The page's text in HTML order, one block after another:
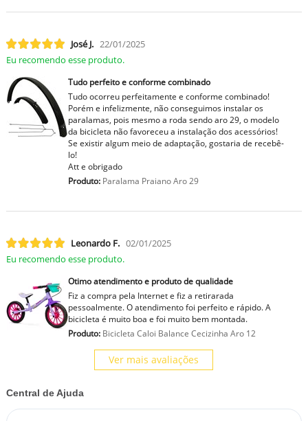
José J. 22/01/2025
Eu recomendo esse produto.
Tudo perfeito e conforme combinado
Tudo ocorreu perfeitamente e conforme combinado!
Porém e infelizmente, não conseguimos instalar os
paralamas, pois mesmo a roda sendo aro 29, o modelo
da bicicleta não favoreceu a instalação dos acessórios!
Se existir algum meio de adaptação, gostaria de recebê-
lo!
Att e obrigado
Produto:Paralama Praiano Aro 29
Leonardo F. 02/01/2025
Eu recomendo esse produto.
Otimo atendimento e produto de qualidade
Fiz a compra pela Internet e fiz a retirarada
pessoalmente. O atendimento foi perfeito e rápido. A
bicicleta é muito boa e foi muito bem montada.
Produto:Bicicleta Caloi Balance Cecizinha Aro 12
Ver mais avaliações
Central de Ajuda